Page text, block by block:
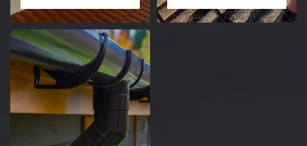
Réparation et
changement de
tuile de rive 51